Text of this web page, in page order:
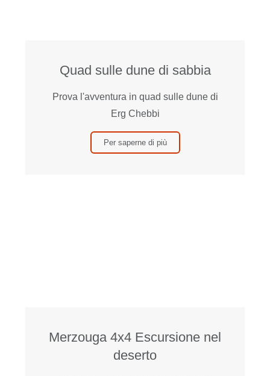
Quad sulle dune di sabbia
Prova l'avventura in quad sulle dune di
Erg Chebbi
Per saperne di più
Merzouga 4x4 Escursione nel
deserto